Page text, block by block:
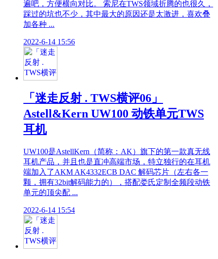
遍吧，方便横向对比。 索尼在TWS领域折腾的也很久，
踩过的坑也不少，其中最大的原因还是太激进，喜欢叠
加各种 ...
2022-6-14 15:56
「迷走反射 . TWS横评06」
Astell&Kern UW100 动铁单元TWS
耳机
UW100是AstellKern（简称：AK）旗下的第一款真无线
耳机产品，并且也是直冲高端市场，特立独行的在耳机
端加入了AKM AK4332ECB DAC 解码芯片（左右各一
颗，拥有32bit解码能力的），搭配娄氏定制全频段动铁
单元的顶尖配 ...
2022-6-14 15:54